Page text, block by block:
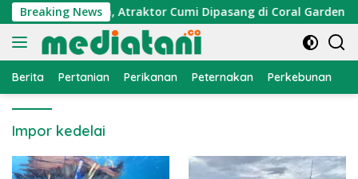
Langsung
ke
konten
Breaking News
Nelayan, Atraktor Cumi Dipasang di Coral Garden Pulau
Berita Pertanian Perikanan Peternakan Perkebunan
Impor kedelai